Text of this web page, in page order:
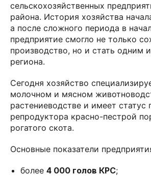
сельскохозяйственных
района. История хозяйства
а после сложного периода в
предприятие смогло не только
производство, но и стать одним
региона.
Сегодня хозяйство
молочном и мясном
растениеводстве и имеет статус
репродуктора красно-пестрой
рогатого скота.
Основные показатели
более 4 000 голов КРС;